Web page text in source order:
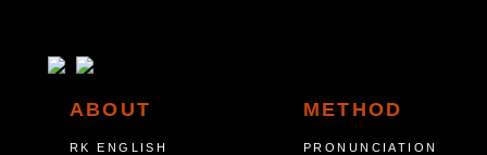
ABOUT
RK ENGLISH
METHOD
PRONUNCIATION